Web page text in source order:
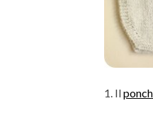
1. Il